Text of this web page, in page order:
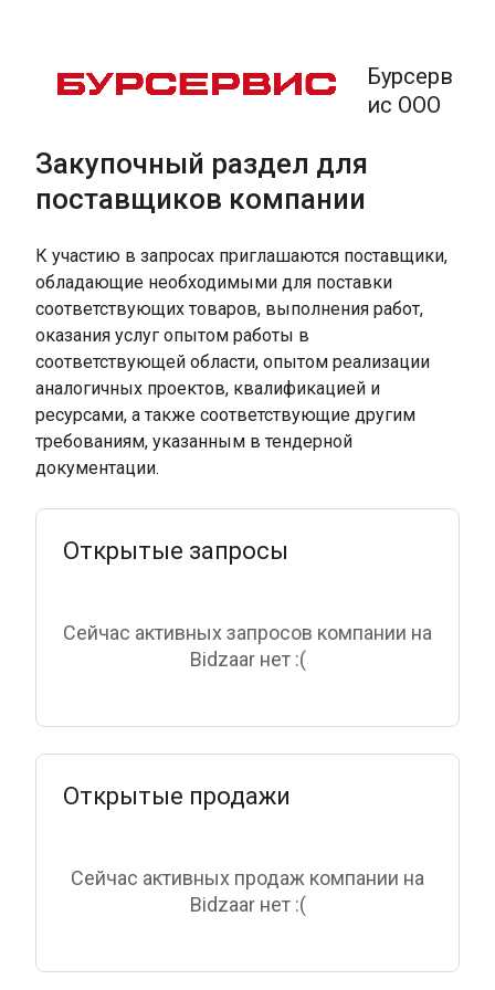
Бурсерв
ис ООО
Закупочный раздел для
поставщиков компании
К участию в запросах приглашаются поставщики,
обладающие необходимыми для поставки
соответствующих товаров, выполнения работ,
оказания услуг опытом работы в
соответствующей области, опытом реализации
аналогичных проектов, квалификацией и
ресурсами, а также соответствующие другим
требованиям, указанным в тендерной
Открытые запросы
Сейчас активных запросов компании на
Bidzaar нет :(
Открытые продажи
Сейчас активных продаж компании на
Bidzaar нет :(